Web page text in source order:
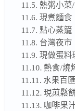
熱粥小菜
現煮麵食
點心蒸籠
台灣夜市
現做蛋料
熱食/燒
水果百匯
現煎鬆
咖啡果